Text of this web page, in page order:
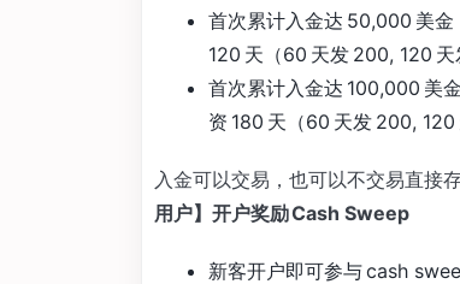
首次累计入金达 50,000 美
120 天（60 天发 200, 120 天
首次累计入金达 100,000 美
资 180 天（60 天发 200,
入金可以交易，也可以不交易直接
用户】开户奖励 Cash Sweep
新客开户即可参与 cash